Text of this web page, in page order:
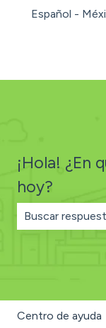
Español -
¡Hola! ¿En
hoy?
Centro de ayuda